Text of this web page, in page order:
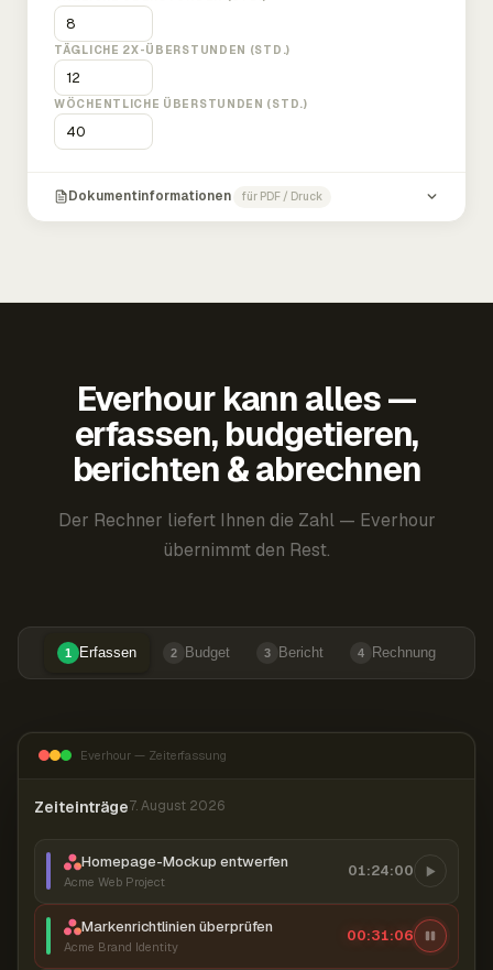
TÄGLICHE 2X-ÜBERSTUNDEN (STD.)
WÖCHENTLICHE ÜBERSTUNDEN (STD.)
Dokumentinformationen für PDF / Druck
Everhour kann alles —
erfassen, budgetieren,
berichten & abrechnen
Der Rechner liefert Ihnen die Zahl — Everhour
übernimmt den Rest.
1 Erfassen 2 Budget 3 Bericht 4 Rechnung
Everhour — Zeiterfassung
Zeiteinträge7. August 2026
Homepage-Mockup entwerfen
Acme Web Project
01:24:00
Markenrichtlinien überprüfen
Acme Brand Identity
00:31:07